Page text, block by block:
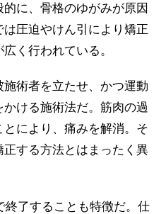
に、骨格のゆがみが原因
圧迫やけん引により矯正
く行われている。
術者を立たせ、かつ運動
ける施術法だ。筋肉の過
により、痛みを解消。そ
する方法とはまったく異
終了することも特徴だ。仕